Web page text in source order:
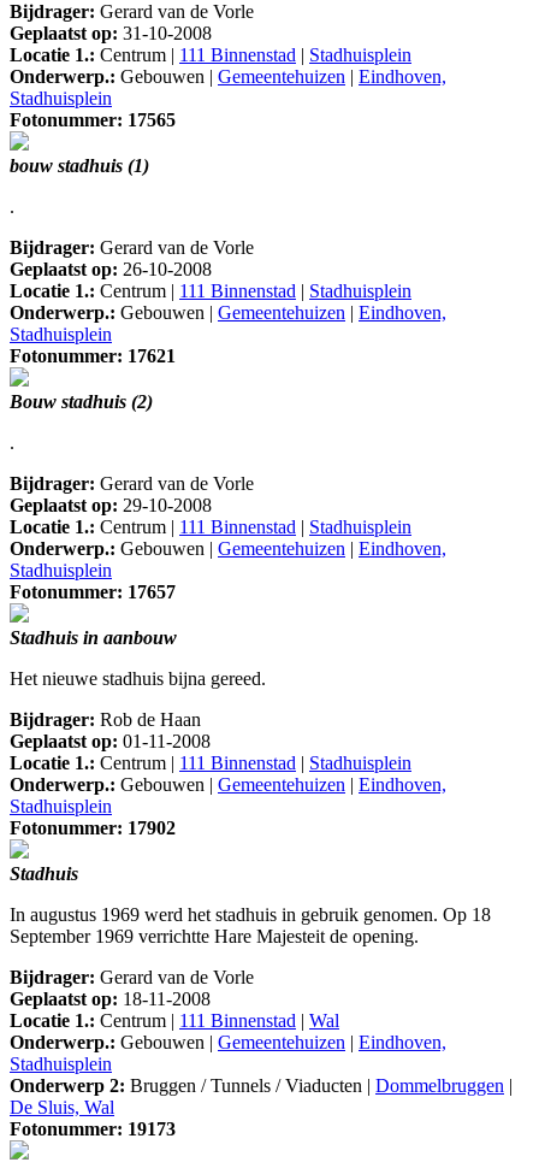
Bijdrager: Gerard van de Vorle
Geplaatst op: 31-10-2008
Locatie 1.: Centrum | 111 Binnenstad | Stadhuisplein
Onderwerp.: Gebouwen | Gemeentehuizen | Eindhoven,
Stadhuisplein
Fotonummer: 17565
bouw stadhuis (1)
.
Bijdrager: Gerard van de Vorle
Geplaatst op: 26-10-2008
Locatie 1.: Centrum | 111 Binnenstad | Stadhuisplein
Onderwerp.: Gebouwen | Gemeentehuizen | Eindhoven,
Stadhuisplein
Fotonummer: 17621
Bouw stadhuis (2)
.
Bijdrager: Gerard van de Vorle
Geplaatst op: 29-10-2008
Locatie 1.: Centrum | 111 Binnenstad | Stadhuisplein
Onderwerp.: Gebouwen | Gemeentehuizen | Eindhoven,
Stadhuisplein
Fotonummer: 17657
Stadhuis in aanbouw
Het nieuwe stadhuis bijna gereed.
Bijdrager: Rob de Haan
Geplaatst op: 01-11-2008
Locatie 1.: Centrum | 111 Binnenstad | Stadhuisplein
Onderwerp.: Gebouwen | Gemeentehuizen | Eindhoven,
Stadhuisplein
Fotonummer: 17902
Stadhuis
In augustus 1969 werd het stadhuis in gebruik genomen. Op 18
September 1969 verrichtte Hare Majesteit de opening.
Bijdrager: Gerard van de Vorle
Geplaatst op: 18-11-2008
Locatie 1.: Centrum | 111 Binnenstad | Wal
Onderwerp.: Gebouwen | Gemeentehuizen | Eindhoven,
Stadhuisplein
Onderwerp 2: Bruggen / Tunnels / Viaducten | Dommelbruggen |
De Sluis, Wal
Fotonummer: 19173